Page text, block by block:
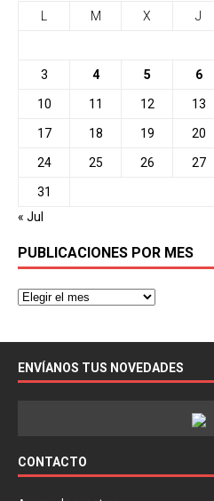
L M X J
3 4 5 6
10 11 12 13
17 18 19 20
24 25 26 27
31
« Jul
PUBLICACIONES POR MES
ENVÍANOS TUS NOVEDADES
CONTACTO